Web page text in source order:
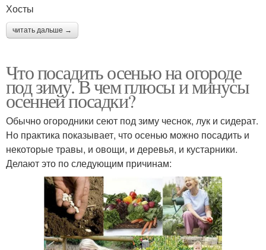
Хосты
читать дальше →
Что посадить осенью на огороде
под зиму. В чем плюсы и минусы
осенней посадки?
Обычно огородники сеют под зиму чеснок, лук и сидерат.
Но практика показывает, что осенью можно посадить и
некоторые травы, и овощи, и деревья, и кустарники.
Делают это по следующим причинам: